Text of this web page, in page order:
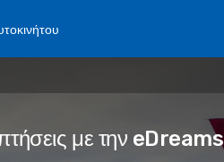
με την eDreams